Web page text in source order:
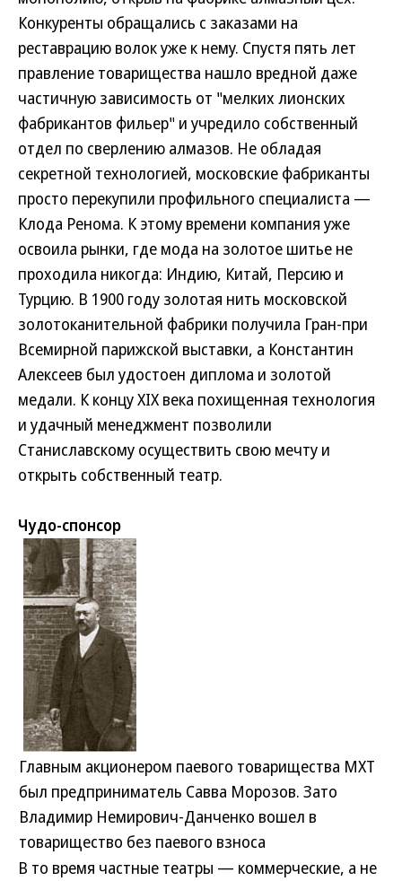
Конкуренты обращались с заказами на
реставрацию волок уже к нему. Спустя пять лет
правление товарищества нашло вредной даже
частичную зависимость от "мелких лионских
фабрикантов фильер" и учредило собственный
отдел по сверлению алмазов. Не обладая
секретной технологией, московские фабриканты
просто перекупили профильного специалиста —
Клода Ренома. К этому времени компания уже
освоила рынки, где мода на золотое шитье не
проходила никогда: Индию, Китай, Персию и
Турцию. В 1900 году золотая нить московской
золотоканительной фабрики получила Гран-при
Всемирной парижской выставки, а Константин
Алексеев был удостоен диплома и золотой
медали. К концу XIX века похищенная технология
и удачный менеджмент позволили
Станиславскому осуществить свою мечту и
открыть собственный театр.
Чудо-спонсор
Главным акционером паевого товарищества МХТ
был предприниматель Савва Морозов. Зато
Владимир Немирович-Данченко вошел в
товарищество без паевого взноса
В то время частные театры — коммерческие, а не